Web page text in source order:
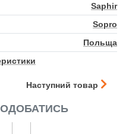
Saphir
Sopro
Польща
Наступний товар